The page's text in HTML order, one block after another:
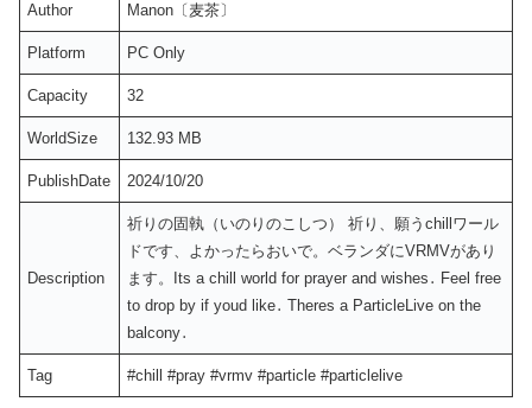
Author Manon〔麦茶〕
Platform PC Only
Capacity 32
WorldSize 132.93 MB
PublishDate 2024/10/20
Description
祈りの固執（いのりのこしつ） 祈り、願うchillワール
ドです、よかったらおいで。ベランダにVRMVがあり
ます。Its a chill world for prayer and wishes․ Feel free
to drop by if youd like․ Theres a ParticleLive on the
balcony․
Tag #chill #pray #vrmv #particle #particlelive